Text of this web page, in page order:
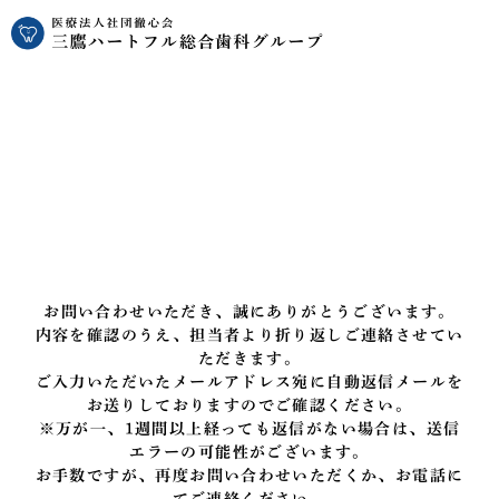
お問い合わせいただき、誠にありがとうございます。
内容を確認のうえ、担当者より折り返しご連絡させてい
ただきます。
ご入力いただいたメールアドレス宛に自動返信メールを
お送りしておりますのでご確認ください。
※万が一、1週間以上経っても返信がない場合は、送信
エラーの可能性がございます。
お手数ですが、再度お問い合わせいただくか、お電話に